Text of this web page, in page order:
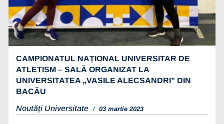
CAMPIONATUL NAȚIONAL UNIVERSITAR DE
ATLETISM – SALĂ ORGANIZAT LA
UNIVERSITATEA „VASILE ALECSANDRI” DIN
BACĂU
Noutăți Universitate
03 martie 2023